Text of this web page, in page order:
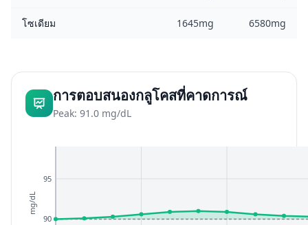
โซเดียม 1645mg 6580mg
การตอบสนองกลูโคสที่คาดการณ์
Peak: 91.0 mg/dL
90
95
mg/dL